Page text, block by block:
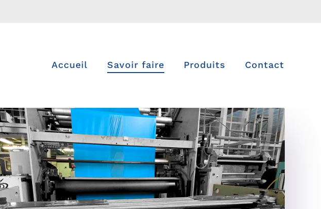
Accueil Savoir faire Produits Contact